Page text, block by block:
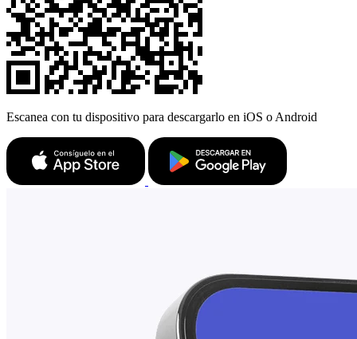
Escanea con tu dispositivo para descargarlo en iOS o Android